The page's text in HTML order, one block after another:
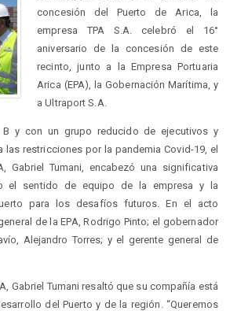
concesión del Puerto de Arica, la
empresa TPA S.A. celebró el 16°
aniversario de la concesión de este
recinto, junto a la Empresa Portuaria
Arica (EPA), la Gobernación Marítima, y
a Ultraport S.A.
y con un grupo reducido de ejecutivos y
restricciones por la pandemia Covid-19, el
Gabriel Tumani, encabezó una significativa
el sentido de equipo de la empresa y la
para los desafíos futuros. En el acto
de la EPA, Rodrigo Pinto; el gobernador
Alejandro Torres; y el gerente general de
Gabriel Tumani resaltó que su compañía está
del Puerto y de la región. “Queremos